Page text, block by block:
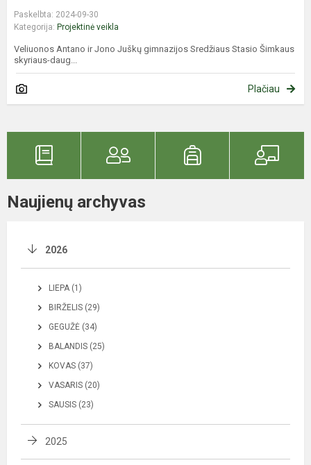
Paskelbta: 2024-09-30
Kategorija: Projektinė veikla
Veliuonos Antano ir Jono Juškų gimnazijos Sredžiaus Stasio Šimkaus
skyriaus-daug...
Plačiau
Naujienų archyvas
2026
LIEPA (1)
BIRŽELIS (29)
GEGUŽĖ (34)
BALANDIS (25)
KOVAS (37)
VASARIS (20)
SAUSIS (23)
2025